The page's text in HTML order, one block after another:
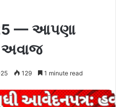
— આપણા
અવાજ
129 1 minute read